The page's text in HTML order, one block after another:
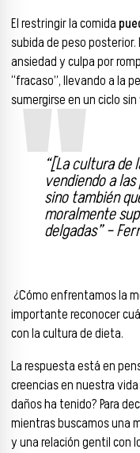
El restringir la comida
subida de peso
ansiedad y culpa por
“fracaso”, llevando a la
sumergirse en un ciclo sin
“[La cultura de
vendiendo a
sino también
moralmente
delgadas” –
¿Cómo enfrentamos la
importante reconocer
con la cultura de dieta.
La respuesta está en
creencias en nuestra
daños ha tenido? Para
mientras buscamos una
y una relación gentil con